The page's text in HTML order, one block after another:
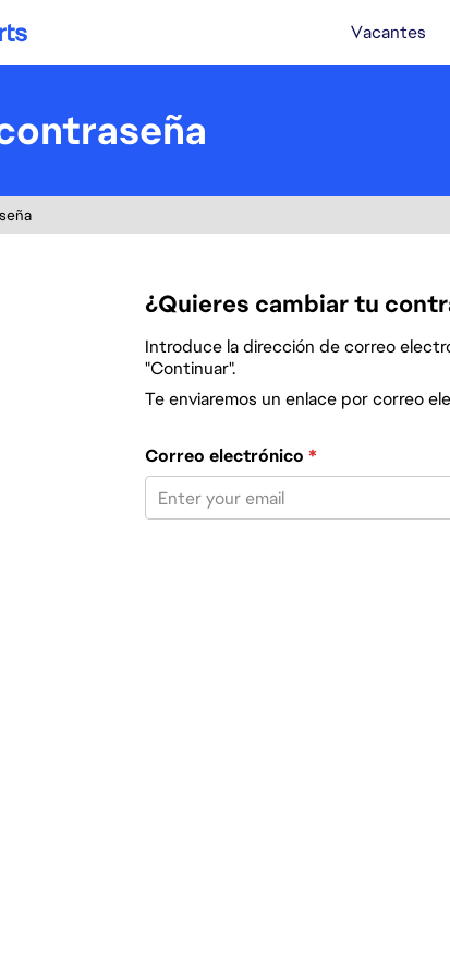
Vacantes
¿Quieres cambiar tu
Introduce la dirección de correo
"Continuar".
Te enviaremos un enlace por correo
Restablece la contraseña con tu correo
Correo electrónico *